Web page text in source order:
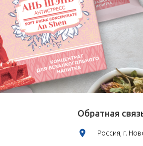
Обратная
Россия, г.